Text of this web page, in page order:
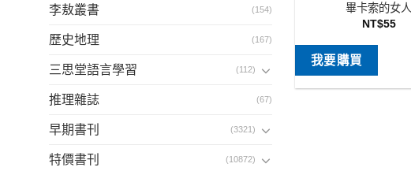
李敖叢書 (154)
歷史地理 (167)
三思堂語言學習 (112)
推理雜誌 (67)
早期書刊 (3321)
特價書刊 (10872)
畢卡索的女人
NT$55
我要購買